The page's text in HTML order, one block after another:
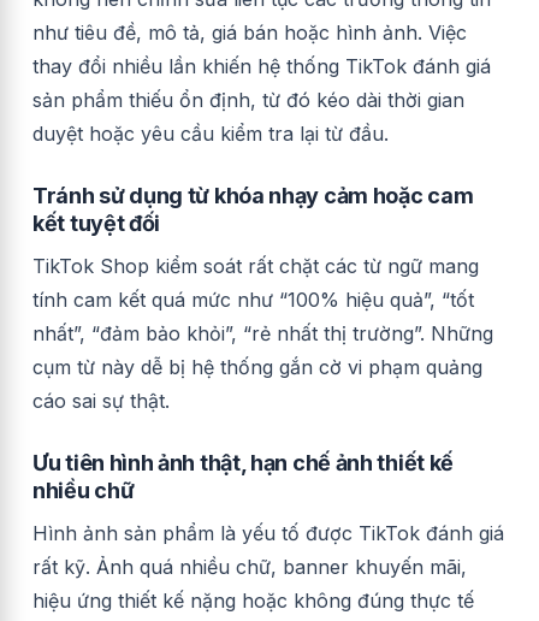
như tiêu đề, mô tả, giá bán hoặc hình ảnh. Việc
thay đổi nhiều lần khiến hệ thống TikTok đánh giá
sản phẩm thiếu ổn định, từ đó kéo dài thời gian
duyệt hoặc yêu cầu kiểm tra lại từ đầu.
Tránh sử dụng từ khóa nhạy cảm hoặc cam
kết tuyệt đối
TikTok Shop kiểm soát rất chặt các từ ngữ mang
tính cam kết quá mức như “100% hiệu quả”, “tốt
nhất”, “đảm bảo khỏi”, “rẻ nhất thị trường”. Những
cụm từ này dễ bị hệ thống gắn cờ vi phạm quảng
cáo sai sự thật.
Ưu tiên hình ảnh thật, hạn chế ảnh thiết kế
nhiều chữ
Hình ảnh sản phẩm là yếu tố được TikTok đánh giá
rất kỹ. Ảnh quá nhiều chữ, banner khuyến mãi,
hiệu ứng thiết kế nặng hoặc không đúng thực tế